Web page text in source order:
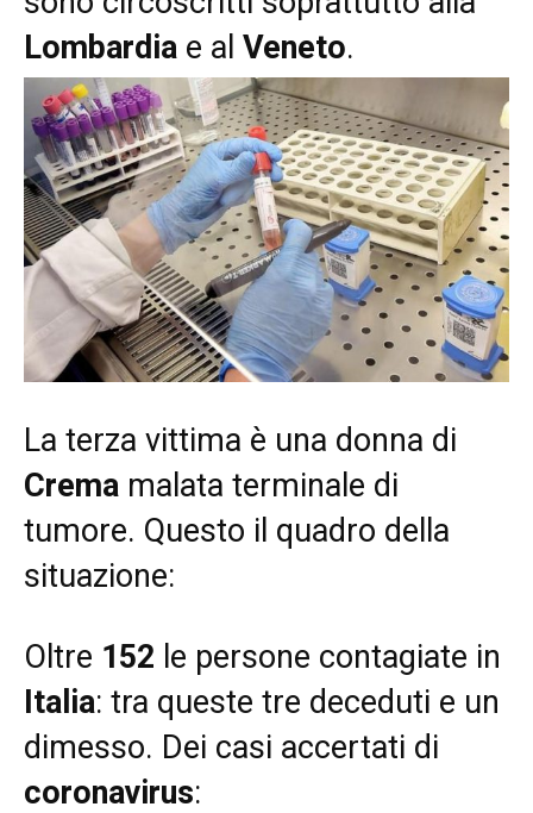
Lombardia e al Veneto.
La terza vittima è una donna di
Crema malata terminale di
tumore. Questo il quadro della
situazione:
Oltre 152 le persone contagiate in
Italia: tra queste tre deceduti e un
dimesso. Dei casi accertati di
coronavirus: